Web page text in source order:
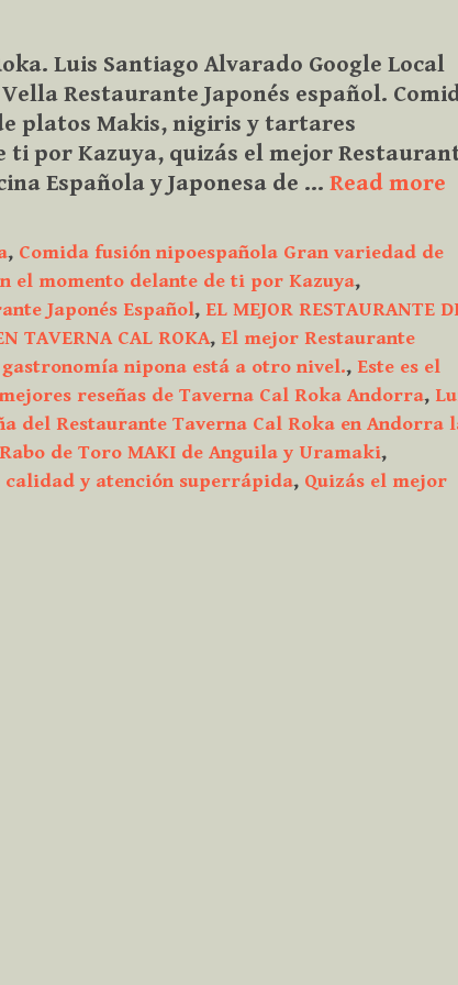
Luis Santiago Alvarado Google Local
Restaurante Japonés español.
platos Makis, nigiris y tartares
por Kazuya, quizás el mejor
Española y Japonesa de … Read more
y
, Comida fusión nipoespañola Gran variedad de
el momento delante de ti por Kazuya,
Japonés Español, EL MEJOR RESTAURANTE
TAVERNA CAL ROKA, El mejor Restaurante
nipona está a otro nivel., Este es el
reseñas de Taverna Cal Roka Andorra,
del Restaurante Taverna Cal Roka en Andorra
de Toro MAKI de Anguila y Uramaki,
calidad y atención superrápida, Quizás el mejor